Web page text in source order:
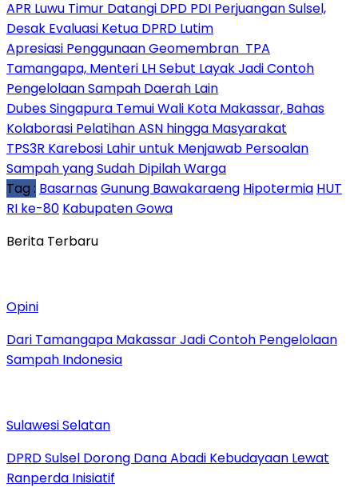
APR Luwu Timur Datangi DPD PDI Perjuangan Sulsel,
Desak Evaluasi Ketua DPRD Lutim
Apresiasi Penggunaan Geomembran TPA
Tamangapa, Menteri LH Sebut Layak Jadi Contoh
Pengelolaan Sampah Daerah Lain
Dubes Singapura Temui Wali Kota Makassar, Bahas
Kolaborasi Pelatihan ASN hingga Masyarakat
TPS3R Karebosi Lahir untuk Menjawab Persoalan
Sampah yang Sudah Dipilah Warga
Tag : BasarnasGunung Bawakaraeng Hipotermia HUT
RI ke-80 Kabupaten Gowa
Berita Terbaru
Opini
Dari Tamangapa Makassar Jadi Contoh Pengelolaan
Sampah Indonesia
Sulawesi Selatan
DPRD Sulsel Dorong Dana Abadi Kebudayaan Lewat
Ranperda Inisiatif